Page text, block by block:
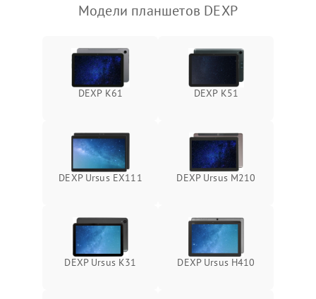
Сенсорное управление
Проблемы с механикой
Кнопки и органы управления
Модели планшетов DEXP
DEXP K61 DEXP K51
DEXP Ursus EX111 DEXP Ursus M210
DEXP Ursus K31 DEXP Ursus H410